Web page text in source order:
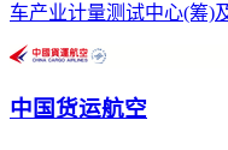
车产业计量测试中心(筹)
中国货运航空